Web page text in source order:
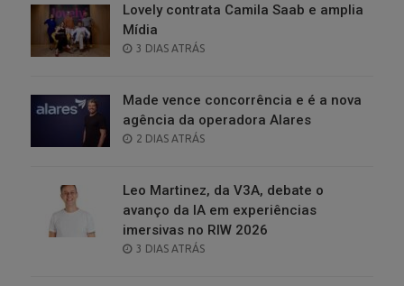
Lovely contrata Camila Saab e amplia
Mídia
POSTED
3 DIAS ATRÁS
Made vence concorrência e é a nova
agência da operadora Alares
POSTED
2 DIAS ATRÁS
Leo Martinez, da V3A, debate o
avanço da IA em experiências
imersivas no RIW 2026
POSTED
3 DIAS ATRÁS